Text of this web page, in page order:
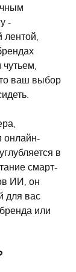
-
ваш выбор
онлайн-
в
смарт-
ИИ, он
для вас
или